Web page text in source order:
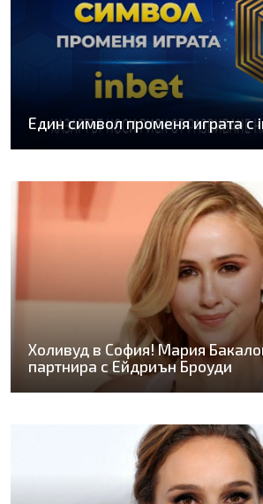
Един символ променя играта с
Холивуд в София! Мария
партнира с Ейдриън Броуди